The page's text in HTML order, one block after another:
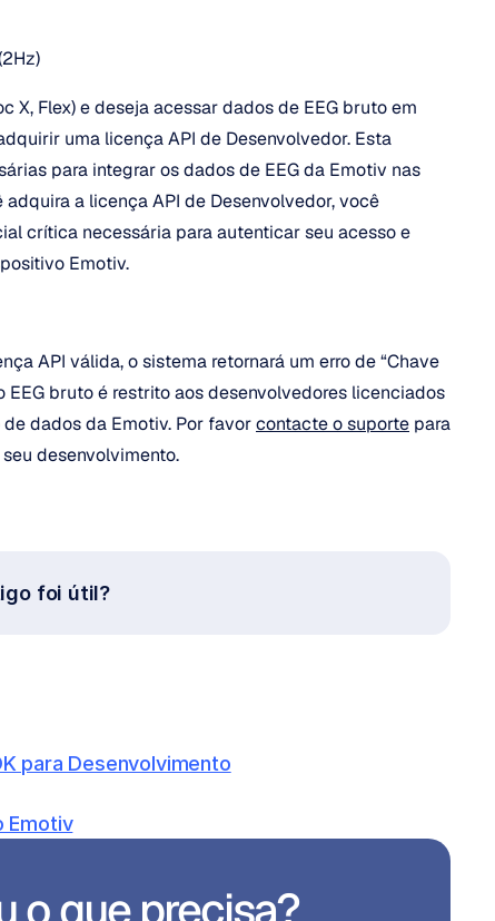
X, Flex) e deseja acessar dados de EEG bruto em
uma licença API de Desenvolvedor. Esta
para integrar os dados de EEG da Emotiv nas
a licença API de Desenvolvedor, você
crítica necessária para autenticar seu acesso e
Emotiv.
API válida, o sistema retornará um erro de “Chave
EEG bruto é restrito aos desenvolvedores licenciados
dados da Emotiv. Por favor contacte o suporte para
desenvolvimento.
foi útil?
para Desenvolvimento
Emotiv